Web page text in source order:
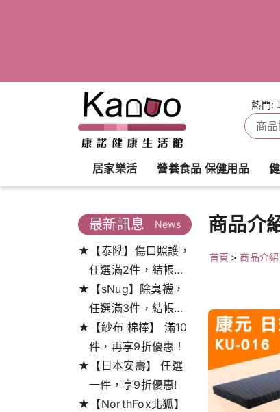
熱門:
居家樂活 營養食品 保健用品
最新訊息 News
★【泰陞】傷口照護，
任選滿2件，結帳打
9.5折!
★【sNug】除臭襪，
任選滿3件，結帳打
9折!
★【紗布 棉棒】 滿10
件，再享9折優惠！
★【日本安壽】 任選
一件，享9折優惠!
★【NorthFox北狐】
商品介
首頁 >商品介紹